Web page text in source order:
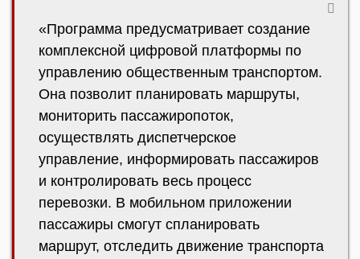
«Программа предусматривает создание
комплексной цифровой платформы по
управлению общественным транспортом.
Она позволит планировать маршруты,
мониторить пассажиропоток,
осуществлять диспетчерское
управление, информировать пассажиров
и контролировать весь процесс
перевозки. В мобильном приложении
пассажиры смогут спланировать
маршрут, отследить движение транспорта